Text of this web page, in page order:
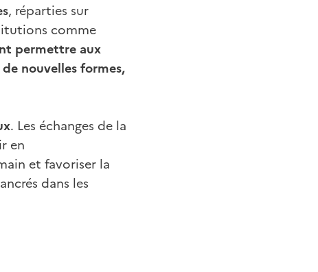
, réparties sur
comme
permettre aux
nouvelles formes,
. Les échanges de la
en
et favoriser la
dans les